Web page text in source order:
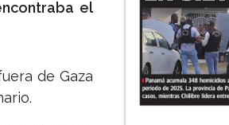
el
de Gaza